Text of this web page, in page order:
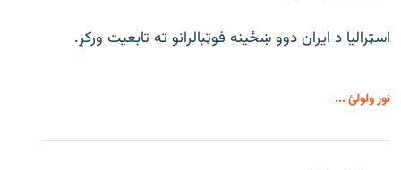
اسټرالیا د ایران دوو ښځینه فوټبالرانو ته تابعیت ورکړ.
نور ولولئ ...